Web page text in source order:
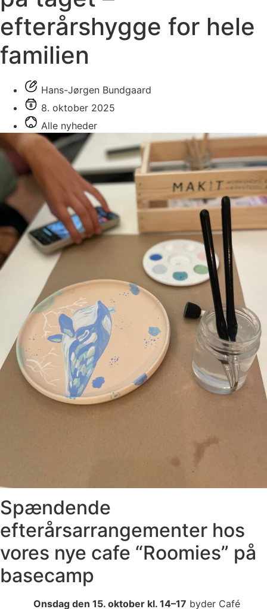
efterårshygge for hele
familien
Hans-Jørgen Bundgaard
8. oktober 2025
Alle nyheder
Spændende
efterårsarrangementer hos
vores nye cafe “Roomies” på
basecamp
Onsdag den 15. oktober kl. 14–17 byder Café